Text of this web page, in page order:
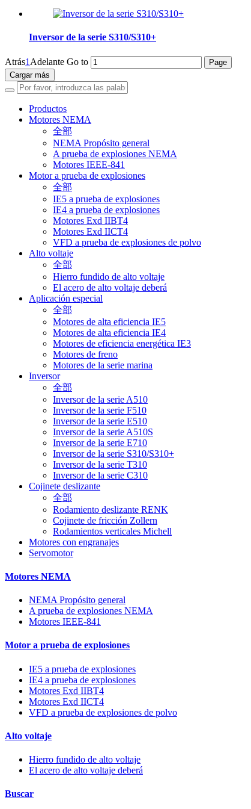
Inversor de la serie S310/S310+
Atrás1 Adelante Go to
Cargar más
Productos
Motores NEMA
全部
NEMA Propósito general
A prueba de explosiones NEMA
Motores IEEE-841
Motor a prueba de explosiones
全部
IE5 a prueba de explosiones
IE4 a prueba de explosiones
Motores Exd IIBT4
Motores Exd IICT4
VFD a prueba de explosiones de polvo
Alto voltaje
全部
Hierro fundido de alto voltaje
El acero de alto voltaje deberá
Aplicación especial
全部
Motores de alta eficiencia IE5
Motores de alta eficiencia IE4
Motores de eficiencia energética IE3
Motores de freno
Motores de la serie marina
Inversor
全部
Inversor de la serie A510
Inversor de la serie F510
Inversor de la serie E510
Inversor de la serie A510S
Inversor de la serie E710
Inversor de la serie S310/S310+
Inversor de la serie T310
Inversor de la serie C310
Cojinete deslizante
全部
Rodamiento deslizante RENK
Cojinete de fricción Zollern
Rodamientos verticales Michell
Motores con engranajes
Servomotor
Motores NEMA
NEMA Propósito general
A prueba de explosiones NEMA
Motores IEEE-841
Motor a prueba de explosiones
IE5 a prueba de explosiones
IE4 a prueba de explosiones
Motores Exd IIBT4
Motores Exd IICT4
VFD a prueba de explosiones de polvo
Alto voltaje
Hierro fundido de alto voltaje
El acero de alto voltaje deberá
Buscar